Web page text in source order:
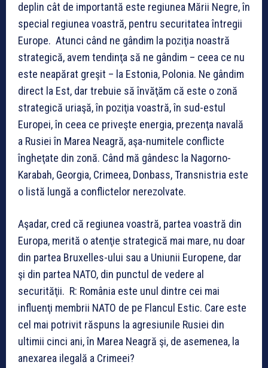
deplin cât de importantă este regiunea Mării Negre, în
special regiunea voastră, pentru securitatea întregii
Europe. Atunci când ne gândim la poziţia noastră
strategică, avem tendinţa să ne gândim – ceea ce nu
este neapărat greşit – la Estonia, Polonia. Ne gândim
direct la Est, dar trebuie să învăţăm că este o zonă
strategică uriaşă, în poziţia voastră, în sud-estul
Europei, în ceea ce priveşte energia, prezenţa navală
a Rusiei în Marea Neagră, aşa-numitele conflicte
îngheţate din zonă. Când mă gândesc la Nagorno-
Karabah, Georgia, Crimeea, Donbass, Transnistria este
o listă lungă a conflictelor nerezolvate.
Aşadar, cred că regiunea voastră, partea voastră din
Europa, merită o atenţie strategică mai mare, nu doar
din partea Bruxelles-ului sau a Uniunii Europene, dar
şi din partea NATO, din punctul de vedere al
securităţii. R: România este unul dintre cei mai
influenţi membrii NATO de pe Flancul Estic. Care este
cel mai potrivit răspuns la agresiunile Rusiei din
ultimii cinci ani, în Marea Neagră şi, de asemenea, la
anexarea ilegală a Crimeei?